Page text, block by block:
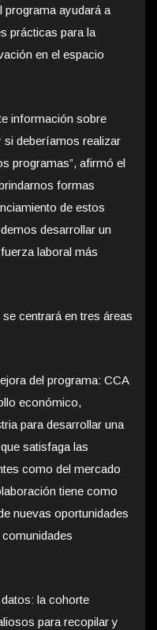
programa ayudará a
prácticas para la
en el espacio
información sobre
deberíamos realizar
programas”, afirmó el
formas
de estos
desarrollar un
laboral más
centrará en tres áreas
del programa: CCA
económico,
para desarrollar una
satisfaga las
como del mercado
tiene como
nuevas oportunidades
la cohorte
para recopilar y